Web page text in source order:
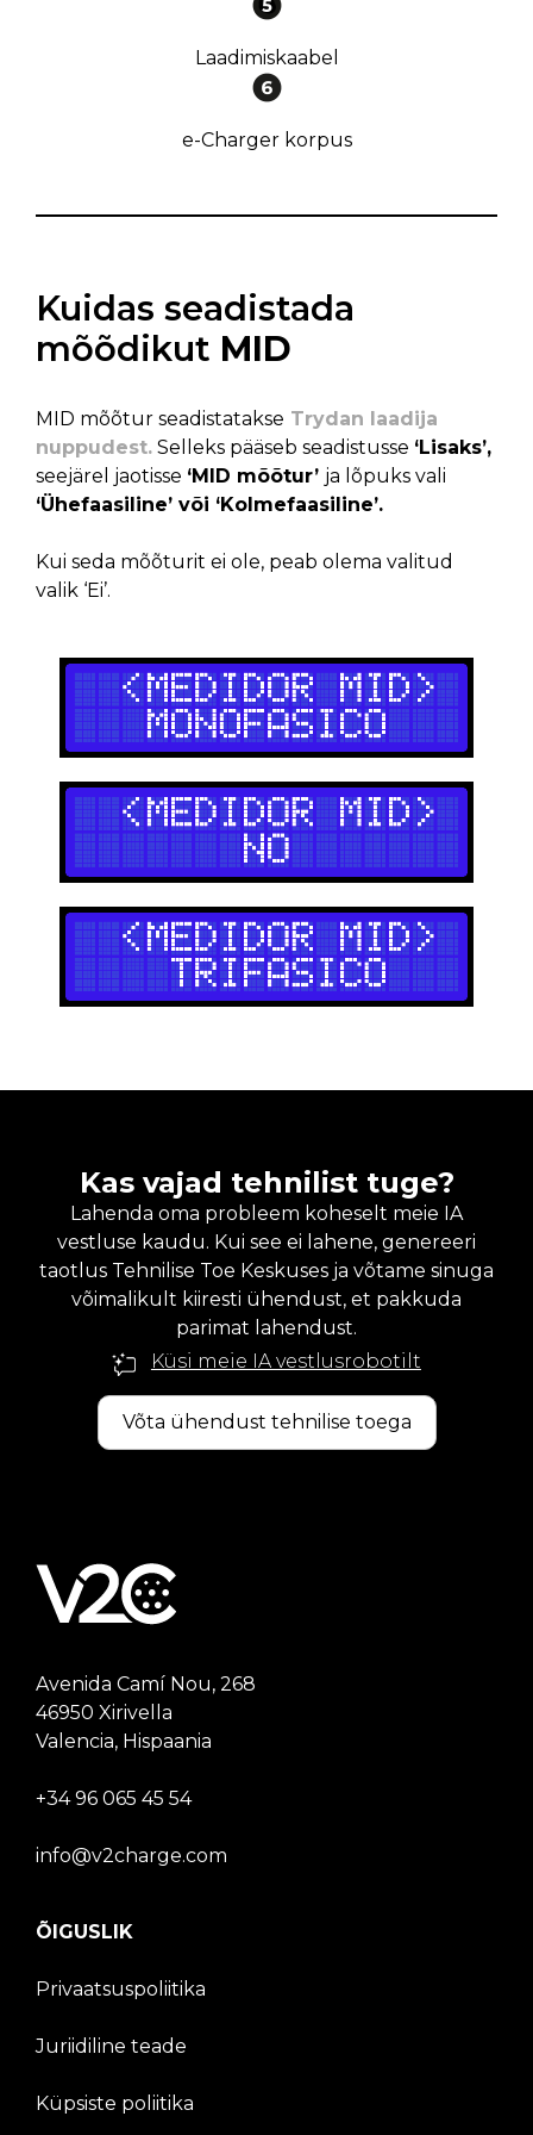
Laadimiskaabel
e-Charger korpus
Kuidas seadistada
mõõdikut MID
MID mõõtur seadistatakse Trydan laadija
nuppudest. Selleks pääseb seadistusse ‘Lisaks’,
seejärel jaotisse ‘MID mõõtur’ ja lõpuks vali
‘Ühefaasiline’ või ‘Kolmefaasiline’.
Kui seda mõõturit ei ole, peab olema valitud
valik ‘Ei’.
Kas vajad tehnilist tuge?
Lahenda oma probleem koheselt meie IA
vestluse kaudu. Kui see ei lahene, genereeri
taotlus Tehnilise Toe Keskuses ja võtame sinuga
võimalikult kiiresti ühendust, et pakkuda
parimat lahendust.
Küsi meie IA vestlusrobotilt
Võta ühendust tehnilise toega
Avenida Camí Nou, 268
46950 Xirivella
Valencia, Hispaania
+34 96 065 45 54
info@v2charge.com
ÕIGUSLIK
Privaatsuspoliitika
Juriidiline teade
Küpsiste poliitika